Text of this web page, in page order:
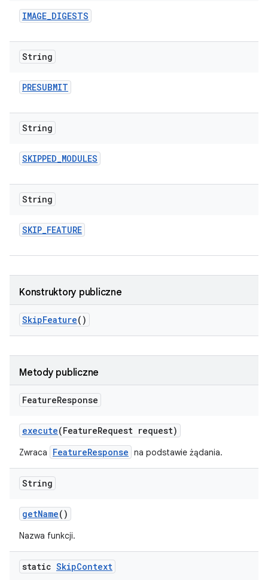
IMAGE_DIGESTS
String
PRESUBMIT
String
SKIPPED_MODULES
String
SKIP_FEATURE
Konstruktory publiczne
SkipFeature()
Metody publiczne
FeatureResponse
execute(FeatureRequest request)
Zwraca FeatureResponse na podstawie żądania.
String
getName()
Nazwa funkcji.
static SkipContext